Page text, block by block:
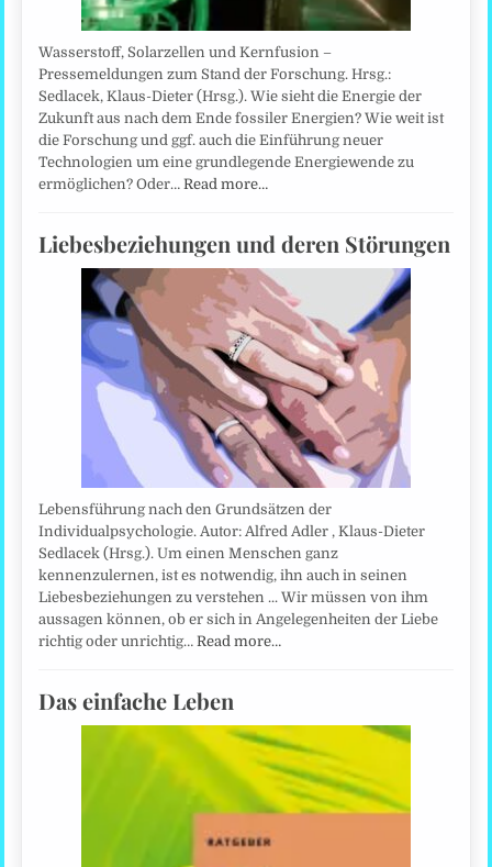
Wasserstoff, Solarzellen und Kernfusion –
Pressemeldungen zum Stand der Forschung. Hrsg.:
Sedlacek, Klaus-Dieter (Hrsg.). Wie sieht die Energie der
Zukunft aus nach dem Ende fossiler Energien? Wie weit ist
die Forschung und ggf. auch die Einführung neuer
Technologien um eine grundlegende Energiewende zu
ermöglichen? Oder…Read more…
Liebesbeziehungen und deren Störungen
Lebensführung nach den Grundsätzen der
Individualpsychologie. Autor: Alfred Adler , Klaus-Dieter
Sedlacek (Hrsg.). Um einen Menschen ganz
kennenzulernen, ist es notwendig, ihn auch in seinen
Liebesbeziehungen zu verstehen ... Wir müssen von ihm
aussagen können, ob er sich in Angelegenheiten der Liebe
richtig oder unrichtig…Read more…
Das einfache Leben